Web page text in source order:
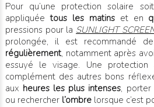
Pour qu’une protection solaire
appliquéetous les matinset en
pressions pour la SUNLIGHT
prolongée, il est recommandé de
régulièrement, notamment après
essuyé le visage. Une protection
complément des autres bons
aux heures les plus intenses, porter
ou rechercher l’ombrelorsque c’est